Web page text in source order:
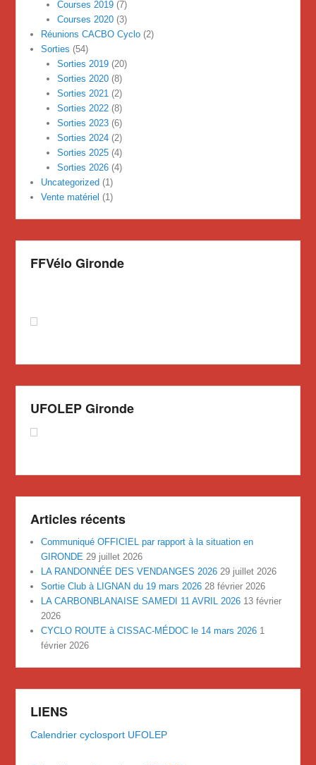
Courses 2019(7)
Courses 2020(3)
Réunions CACBO Cyclo (2)
Sorties (54)
Sorties 2019(20)
Sorties 2020(8)
Sorties 2021 (2)
Sorties 2022(8)
Sorties 2023(6)
Sorties 2024(2)
Sorties 2025(4)
Sorties 2026(4)
Uncategorized (1)
Vente matériel (1)
FFVélo Gironde
UFOLEP Gironde
Articles récents
Communiqué OFFICIEL par rapport à la situation en
GIRONDE 29 juillet 2026
LA RANDONNÉE DES VENDANGES 2026 29 juillet 2026
Sortie Club à LIGNAN du 19 mars 2026 28 février 2026
LA CARBONBLANAISE SAMEDI 11 AVRIL 2026 13 février
2026
CYCLO ROUTE à CISSAC-MÉDOC le 14 mars 2026 1
février 2026
LIENS
Calendrier cyclosport UFOLEP